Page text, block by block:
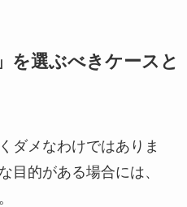
を選ぶべきケースと
ダメなわけではありま
目的がある場合には、